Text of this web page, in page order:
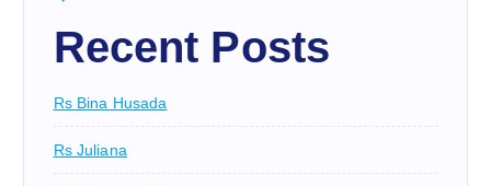
Recent Posts
Rs Bina Husada
Rs Juliana